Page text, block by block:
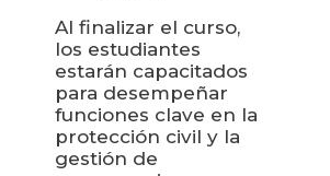
Al finalizar el curso,
los estudiantes
estarán capacitados
para desempeñar
funciones clave en la
protección civil y la
gestión de